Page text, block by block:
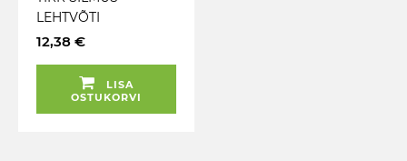
LEHTVÕTI
LIIGENDIGA 8MM
12,38 €
LISA
OSTUKORVI